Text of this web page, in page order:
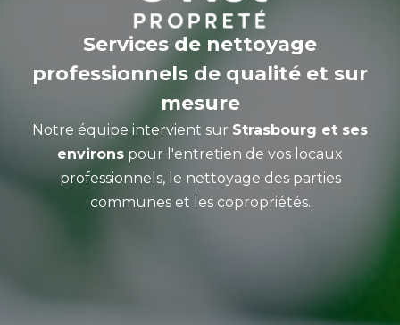
Services de nettoyage
professionnels de qualité et sur
mesure
Notre équipe intervient sur Strasbourg et ses
environs pour l'entretien de vos locaux
professionnels, le nettoyage des parties
communes et les copropriétés.